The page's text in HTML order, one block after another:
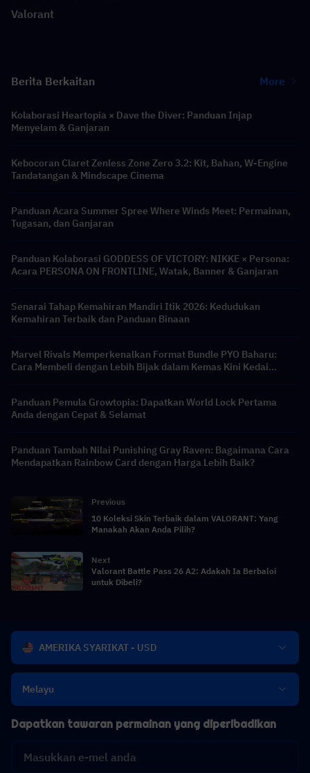
Valorant
Berita Berkaitan More
Kolaborasi Heartopia × Dave the Diver: Panduan Injap
Menyelam & Ganjaran
Kebocoran Claret Zenless Zone Zero 3.2: Kit, Bahan, W-Engine
Tandatangan & Mindscape Cinema
Panduan Acara Summer Spree Where Winds Meet: Permainan,
Tugasan, dan Ganjaran
Panduan Kolaborasi GODDESS OF VICTORY: NIKKE × Persona:
Acara PERSONA ON FRONTLINE, Watak, Banner & Ganjaran
Senarai Tahap Kemahiran Mandiri Itik 2026: Kedudukan
Kemahiran Terbaik dan Panduan Binaan
Marvel Rivals Memperkenalkan Format Bundle PYO Baharu:
Cara Membeli dengan Lebih Bijak dalam Kemas Kini Kedai
Panduan Pemula Growtopia: Dapatkan World Lock Pertama
Anda dengan Cepat & Selamat
Panduan Tambah Nilai Punishing Gray Raven: Bagaimana Cara
Mendapatkan Rainbow Card dengan Harga Lebih Baik?
Previous
10 Koleksi Skin Terbaik dalam VALORANT: Yang
Manakah Akan Anda Pilih?
Next
Valorant Battle Pass 26 A2: Adakah Ia Berbaloi
untuk Dibeli?
AMERIKA SYARIKAT - USD
Melayu
Dapatkan tawaran permainan yang diperibadikan